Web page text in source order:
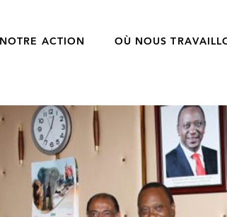
NOTRE ACTION OÙ NOUS